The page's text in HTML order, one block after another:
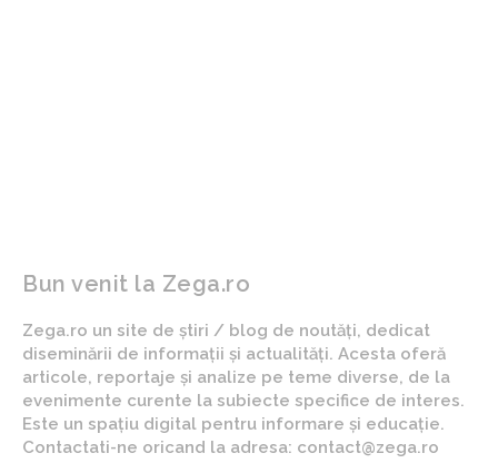
Bun venit la Zega.ro
Zega.ro un site de știri / blog de noutăți, dedicat
diseminării de informații și actualități. Acesta oferă
articole, reportaje și analize pe teme diverse, de la
evenimente curente la subiecte specifice de interes.
Este un spațiu digital pentru informare și educație.
Contactati-ne oricand la adresa: contact@zega.ro